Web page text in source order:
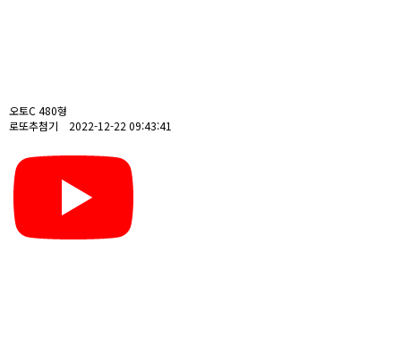
오토C 480형
로또추첨기 2022-12-22 09:43:41